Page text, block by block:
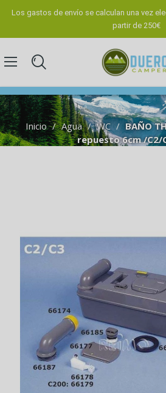
Los gastos de envío se calculan una vez
partir de 250€
Inicio Agua WC
BAÑO
repuesto 6cm /C2/